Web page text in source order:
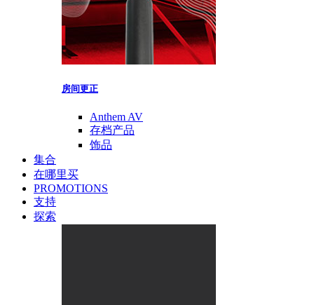
房间更正
Anthem AV
存档产品
饰品
集合
在哪里买
PROMOTIONS
支持
探索